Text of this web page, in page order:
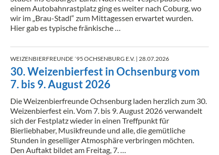
einem Autobahnrastplatz ging es weiter nach Coburg, wo
wir im „Brau-Stadl“ zum Mittagessen erwartet wurden.
Hier gab es typische fränkische …
WEIZENBIERFREUNDE ´95 OCHSENBURG E.V. | 28.07.2026
30. Weizenbierfest in Ochsenburg vom
7. bis 9. August 2026
Die Weizenbierfreunde Ochsenburg laden herzlich zum 30.
Weizenbierfest ein. Vom 7. bis 9. August 2026 verwandelt
sich der Festplatz wieder in einen Treffpunkt für
Bierliebhaber, Musikfreunde und alle, die gemütliche
Stunden in geselliger Atmosphäre verbringen möchten.
Den Auftakt bildet am Freitag, 7. …